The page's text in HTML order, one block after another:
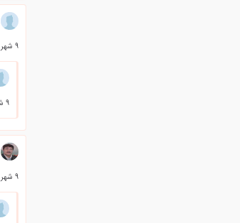
9 شهریور 1391
9 شهریور 1391
9 شهریور 1391